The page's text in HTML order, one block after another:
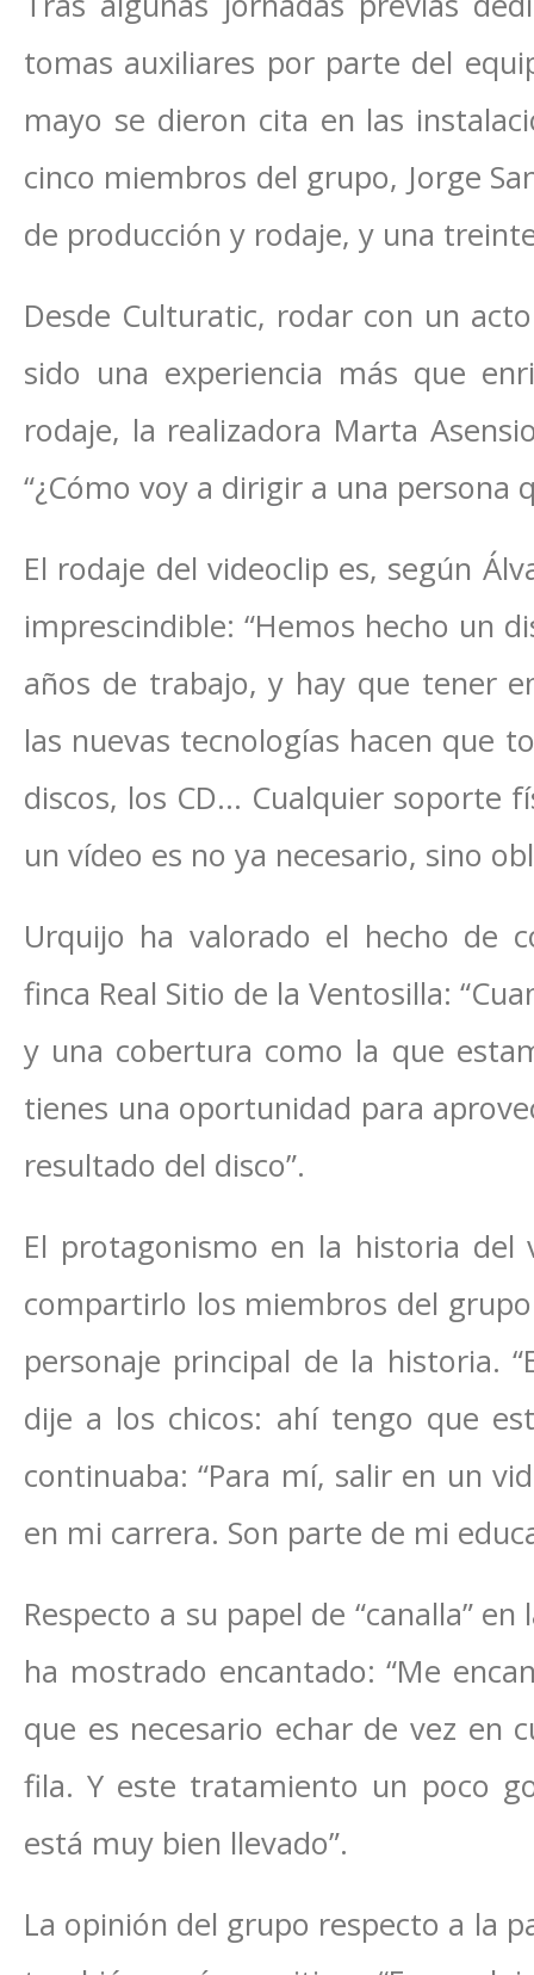
tomas auxiliares por parte del
mayo se dieron cita en las
cinco miembros del grupo, Jorge
de producción y rodaje, y una
Desde Culturatic, rodar con un
sido una experiencia más que
rodaje, la realizadora Marta
“¿Cómo voy a dirigir a una persona
El rodaje del videoclip es, según
imprescindible: “Hemos hecho un
años de trabajo, y hay que tener
las nuevas tecnologías hacen que
discos, los CD… Cualquier soporte
un vídeo es no ya necesario, sino
Urquijo ha valorado el hecho de
finca Real Sitio de la Ventosilla:
y una cobertura como la que
tienes una oportunidad para
resultado del disco”.
El protagonismo en la historia
compartirlo los miembros del
personaje principal de la historia.
dije a los chicos: ahí tengo que
continuaba: “Para mí, salir en un
en mi carrera. Son parte de mi
Respecto a su papel de “canalla”
ha mostrado encantado: “Me
que es necesario echar de vez en
fila. Y este tratamiento un poco
está muy bien llevado”.
La opinión del grupo respecto a la